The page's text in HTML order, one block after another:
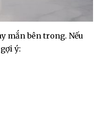
mắn bên trong. Nếu
ý: